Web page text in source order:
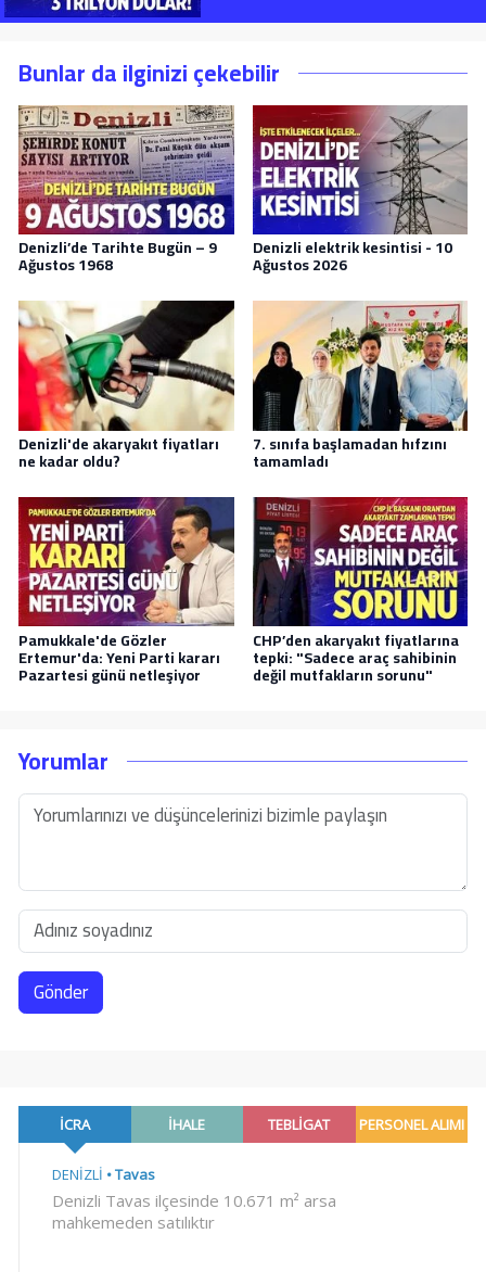
Bunlar da ilginizi çekebilir
Denizli’de Tarihte Bugün – 9
Ağustos 1968
Denizli elektrik kesintisi - 10
Ağustos 2026
Denizli'de akaryakıt fiyatları
ne kadar oldu?
7. sınıfa başlamadan hıfzını
tamamladı
Pamukkale'de Gözler
Ertemur'da: Yeni Parti kararı
Pazartesi günü netleşiyor
CHP’den akaryakıt fiyatlarına
tepki: "Sadece araç sahibinin
değil mutfakların sorunu"
Yorumlar
Gönder